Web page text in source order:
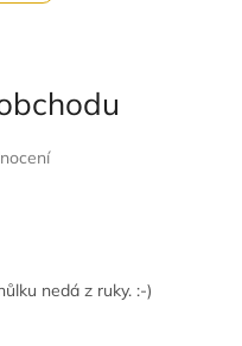
nedá z ruky. :-)